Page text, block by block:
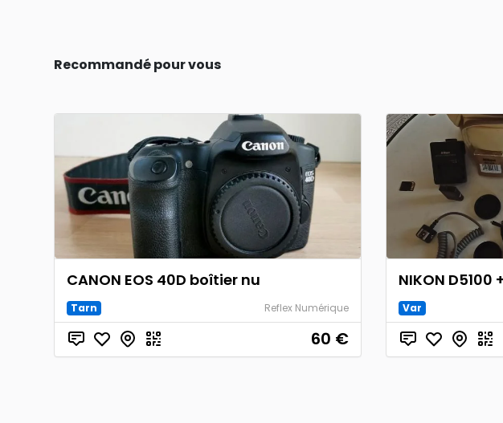
Recommandé pour vous
CANON EOS 40D boîtier nu
Tarn Reflex Numérique
60 €
NIKON D5100
Var